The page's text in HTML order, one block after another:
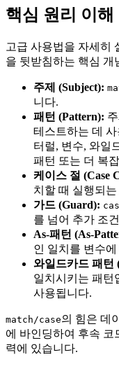
핵심 원리 이해
고급 사용법을 자세히
을 뒷받침하는 핵심 개
주제 (Subject):
니다.
패턴 (Pattern):
테스트하는 데
터럴, 변수, 와일
패턴 또는 더 복
케이스 절 (Case
치할 때 실행되
가드 (Guard):
를 넘어 추가 조
As-패턴 (As-
인 일치를 변수
와일드카드 패턴
일치시키는 패턴
사용됩니다.
match/case의 힘은 데
에 바인딩하여 후속 코
력에 있습니다.